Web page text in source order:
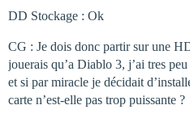
DD Stockage : Ok
CG : Je dois donc partir sur une
jouerais qu’a Diablo 3, j’ai tres
et si par miracle je décidait
carte n’est-elle pas trop puissante ?